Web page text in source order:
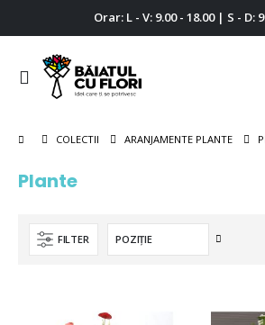
Orar: L - V: 9.00 - 18.00 | S - D:
Comutare
COLECTII ARANJAMENTE PLANTE
Plante
FILTER